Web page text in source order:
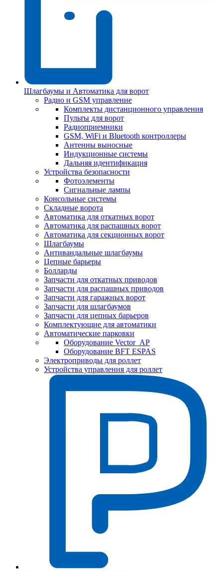
Шлагбаумы и Автоматика для ворот
Радио и GSM управление
Комплекты дистанционного управления
Пульты для ворот
Радиоприемники
GSM, WiFi и Bluetooth контроллеры
Антенны выносные
Индукционные системы
Дальняя идентификация
Устройства безопасности
Фотоэлементы
Сигнальные лампы
Консольные системы
Складные ворота
Автоматика для откатных ворот
Автоматика для распашных ворот
Автоматика для секционных ворот
Шлагбаумы
Антивандальные шлагбаумы
Цепные барьеры
Болларды
Запчасти для откатных приводов
Запчасти для распашных приводов
Запчасти для гаражных ворот
Запчасти для шлагбаумов
Запчасти для цепных барьеров
Комплектующие для автоматики
Автоматические парковки
Оборудование Vector_AP
Оборудование BFT ESPAS
Электроприводы для роллет
Устройства управления для роллет